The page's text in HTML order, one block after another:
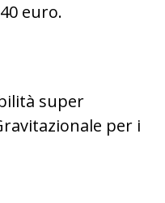
euro.
super
per i